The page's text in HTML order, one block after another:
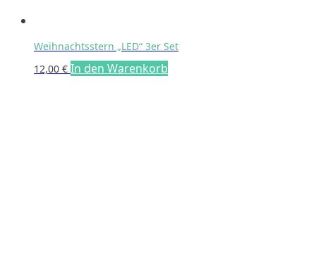
Weihnachtsstern „LED“ 3er Set
12,00 € In den Warenkorb